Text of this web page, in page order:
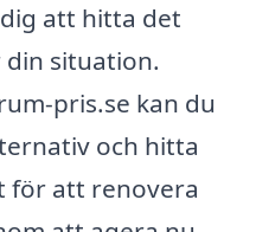
att hitta det
situation.
pris.se kan du
och hitta
för att renovera